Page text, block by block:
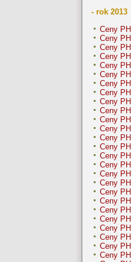
- rok 2013
Ceny
Ceny
Ceny
Ceny
Ceny
Ceny
Ceny
Ceny
Ceny
Ceny
Ceny
Ceny
Ceny
Ceny
Ceny
Ceny
Ceny
Ceny
Ceny
Ceny
Ceny
Ceny
Ceny
Ceny
Ceny
Ceny